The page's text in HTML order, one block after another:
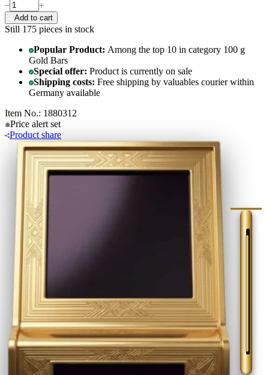
Add to cart
Still 175 pieces in stock
Popular Product: Among the top 10 in category 100 g
Gold Bars
Special offer: Product is currently on sale
Shipping costs: Free shipping by valuables courier within
Germany available
Item No.: 1880312
Price alert set
Product share